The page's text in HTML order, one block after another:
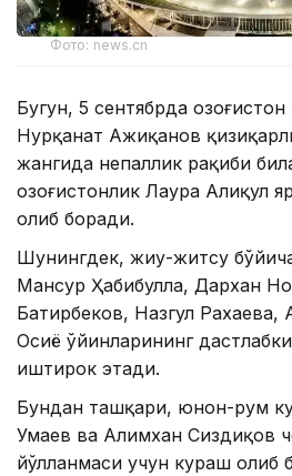
Фото: news.cn
Бугун, 5 сентябрда
Нурқанат Ажиқанов
жангида непаллик рақиби
Қозоғистонлик Лаура Алиқул
олиб боради.
Шунингдек, жиу-житсу
Мансур Ҳабибулла, Дархан
Батирбеков, Назгул Рахаева,
Осиё ўйинларининг
иштирок этади.
Бундан ташқари, юнон-рум
Умаев ва Алимхан Сиздиқов
йўлланмаси учун кураш олиб